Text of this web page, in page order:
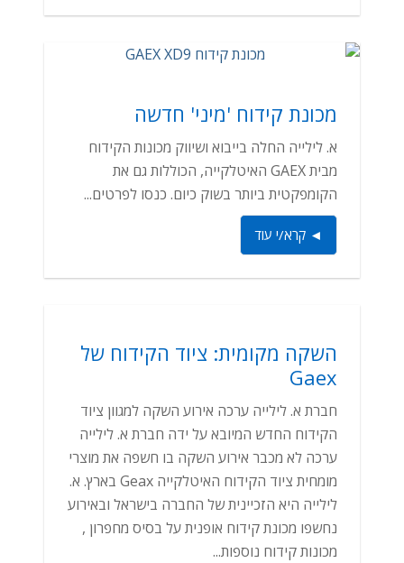
מכונת קידוח 'מיני' חדשה
א. לילייה החלה בייבוא ושיווק מכונות הקידוח
מבית GAEX האיטלקייה, הכוללות גם את
הקומפקטית ביותר בשוק כיום. כנסו לפרטים...
◄ קרא/י עוד
השקה מקומית: ציוד הקידוח של
Gaex
חברת א. לילייה ערכה אירוע השקה למגוון ציוד
הקידוח החדש המיובא על ידה חברת א. לילייה
ערכה לא מכבר אירוע השקה בו חשפה את מוצרי
מומחית ציוד הקידוח האיטלקייה Geax בארץ. א.
לילייה היא הזכיינית של החברה בישראל ובאירוע
נחשפו מכונת קידוח אופנית על בסיס מחפרון ,
מכונות קידוח נוספות...